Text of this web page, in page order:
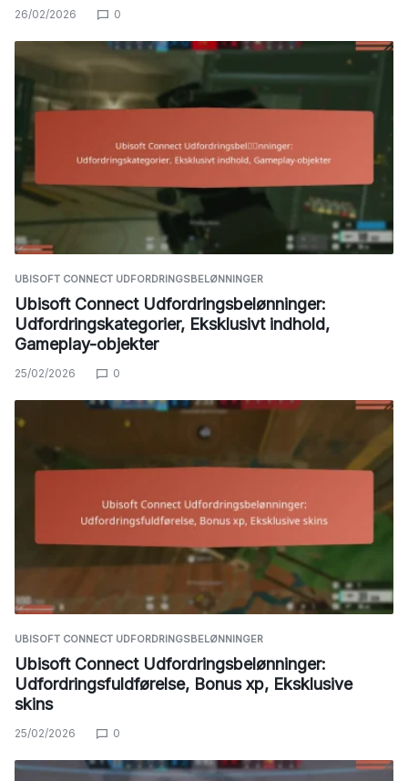
26/02/2026 0
UBISOFT CONNECT UDFORDRINGSBELØNNINGER
Ubisoft Connect Udfordringsbelønninger:
Udfordringskategorier, Eksklusivt indhold,
Gameplay-objekter
25/02/2026 0
UBISOFT CONNECT UDFORDRINGSBELØNNINGER
Ubisoft Connect Udfordringsbelønninger:
Udfordringsfuldførelse, Bonus xp, Eksklusive
skins
25/02/2026 0